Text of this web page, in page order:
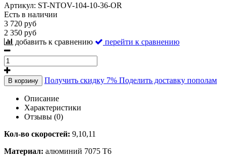
Артикул: ST-NTOV-104-10-36-OR
Есть в наличии
3 720 руб
2 350 руб
добавить к сравнению
перейти к сравнению
В корзину Получить скидку 7% Поделить доставку пополам
Описание
Характеристики
Отзывы (0)
Кол-во скоростей: 9,10,11
Материал: алюминий 7075 Т6